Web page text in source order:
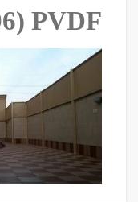
PVDF ‫(35062296)‬ ‫‬